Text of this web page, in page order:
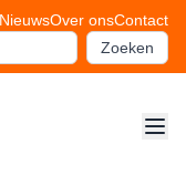
NieuwsOver onsContact
Zoeken